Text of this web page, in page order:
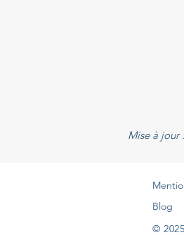
Mise à jour
Blog
©